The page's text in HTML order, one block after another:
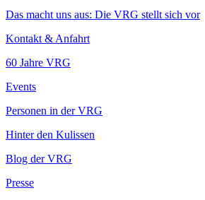
Das macht uns aus: Die VRG stellt sich vor
Kontakt & Anfahrt
60 Jahre VRG
Events
Personen in der VRG
Hinter den Kulissen
Blog der VRG
Presse